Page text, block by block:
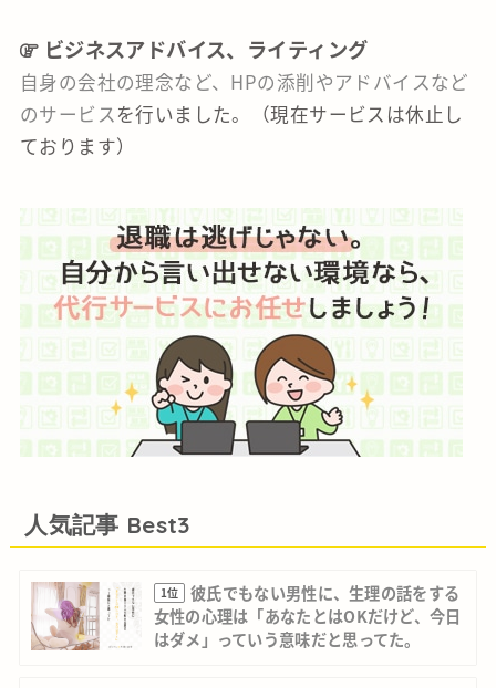
ビジネスアドバイス、ライティング
自身の会社の理念など、HPの添削やアドバイスなど
のサービス を行いました。（現在サービスは休止し
ております）
人気記事 Best3
1位
彼氏でもない男性に、生理の話をする
女性の心理は「あなたとはOKだけど、今日
はダメ」っていう意味だと思ってた。